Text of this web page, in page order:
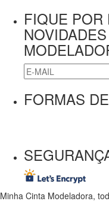
FIQUE POR
FORMAS
Minha Cinta Modeladora,